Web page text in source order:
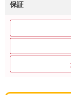
保証